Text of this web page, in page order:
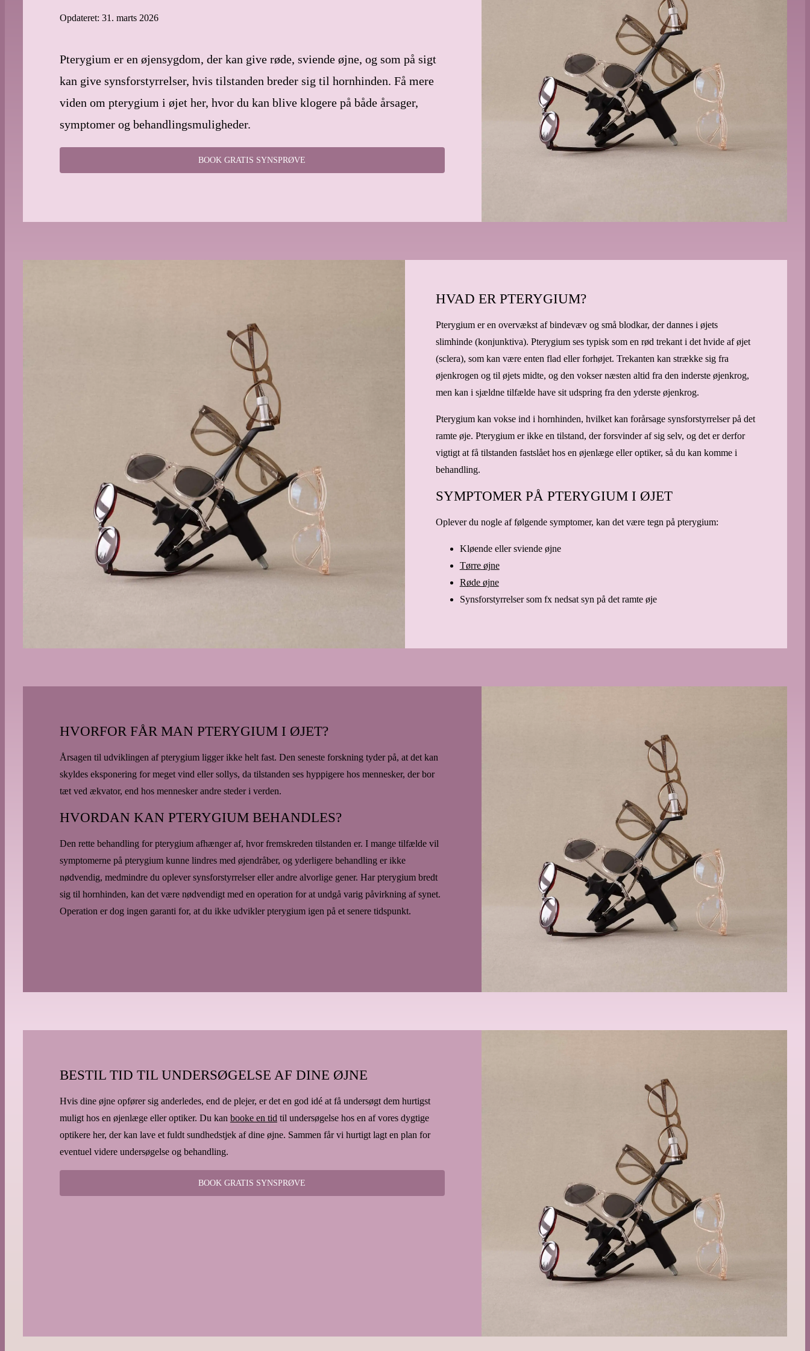
Opdateret: 31. marts 2026
Pterygium er en øjensygdom, der kan give røde, sviende øjne, og som på sigt
kan give synsforstyrrelser, hvis tilstanden breder sig til hornhinden. Få mere
viden om pterygium i øjet her, hvor du kan blive klogere på både årsager,
symptomer og behandlingsmuligheder.
BOOK GRATIS SYNSPRØVE
HVAD ER PTERYGIUM?
Pterygium er en overvækst af bindevæv og små blodkar, der dannes i øjets
slimhinde (konjunktiva). Pterygium ses typisk som en rød trekant i det hvide af øjet
(sclera), som kan være enten flad eller forhøjet. Trekanten kan strække sig fra
øjenkrogen og til øjets midte, og den vokser næsten altid fra den inderste øjenkrog,
men kan i sjældne tilfælde have sit udspring fra den yderste øjenkrog.
Pterygium kan vokse ind i hornhinden, hvilket kan forårsage synsforstyrrelser på det
ramte øje. Pterygium er ikke en tilstand, der forsvinder af sig selv, og det er derfor
vigtigt at få tilstanden fastslået hos en øjenlæge eller optiker, så du kan komme i
behandling.
SYMPTOMER PÅ PTERYGIUM I ØJET
Oplever du nogle af følgende symptomer, kan det være tegn på pterygium:
Kløende eller sviende øjne
Tørre øjne
Røde øjne
Synsforstyrrelser som fx nedsat syn på det ramte øje
HVORFOR FÅR MAN PTERYGIUM I ØJET?
Årsagen til udviklingen af pterygium ligger ikke helt fast. Den seneste forskning tyder på, at det kan
skyldes eksponering for meget vind eller sollys, da tilstanden ses hyppigere hos mennesker, der bor
tæt ved ækvator, end hos mennesker andre steder i verden.
HVORDAN KAN PTERYGIUM BEHANDLES?
Den rette behandling for pterygium afhænger af, hvor fremskreden tilstanden er. I mange tilfælde vil
symptomerne på pterygium kunne lindres med øjendråber, og yderligere behandling er ikke
nødvendig, medmindre du oplever synsforstyrrelser eller andre alvorlige gener. Har pterygium bredt
sig til hornhinden, kan det være nødvendigt med en operation for at undgå varig påvirkning af synet.
Operation er dog ingen garanti for, at du ikke udvikler pterygium igen på et senere tidspunkt.
BESTIL TID TIL UNDERSØGELSE AF DINE ØJNE
Hvis dine øjne opfører sig anderledes, end de plejer, er det en god idé at få undersøgt dem hurtigst
muligt hos en øjenlæge eller optiker. Du kan booke en tid til undersøgelse hos en af vores dygtige
optikere her, der kan lave et fuldt sundhedstjek af dine øjne. Sammen får vi hurtigt lagt en plan for
eventuel videre undersøgelse og behandling.
BOOK GRATIS SYNSPRØVE